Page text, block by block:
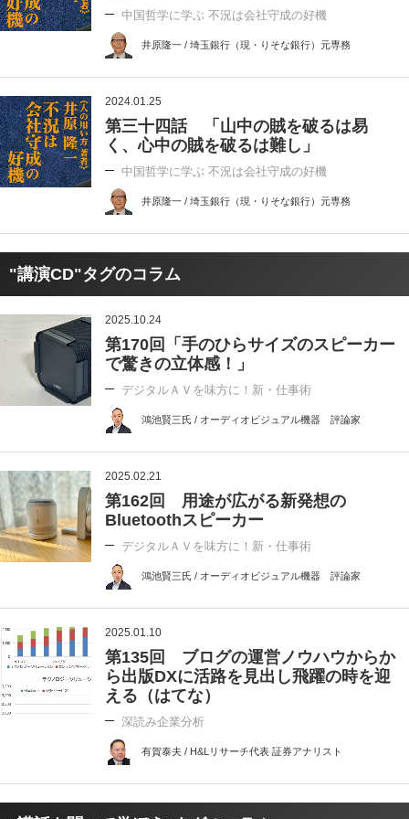
中国哲学に学ぶ 不況は会社守成の好機
井原隆一 / 埼玉銀行（現・りそな銀行）元専務
2024.01.25
第三十四話 「山中の賊を破るは易
く、心中の賊を破るは難し」
中国哲学に学ぶ 不況は会社守成の好機
井原隆一 / 埼玉銀行（現・りそな銀行）元専務
"講演CD"タグのコラム
2025.10.24
第170回「手のひらサイズのスピーカー
で驚きの立体感！」
デジタルＡＶを味方に！新・仕事術
鴻池賢三氏 / オーディオビジュアル機器 評論家
2025.02.21
第162回 用途が広がる新発想の
Bluetoothスピーカー
デジタルＡＶを味方に！新・仕事術
鴻池賢三氏 / オーディオビジュアル機器 評論家
2025.01.10
第135回 ブログの運営ノウハウからか
ら出版DXに活路を見出し飛躍の時を迎
える（はてな）
深読み企業分析
有賀泰夫 / H&Lリサーチ代表 証券アナリスト